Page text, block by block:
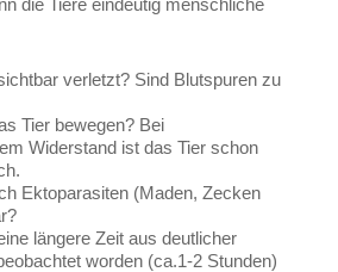
die Tiere eindeutig menschliche
verletzt? Sind Blutspuren zu
Tier bewegen? Bei
Widerstand ist das Tier schon
Ektoparasiten (Maden, Zecken
längere Zeit aus deutlicher
worden (ca.1-2 Stunden)